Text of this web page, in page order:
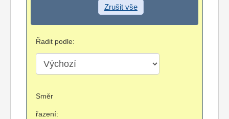
Zrušit vše
Řadit podle:
Směr
řazení: